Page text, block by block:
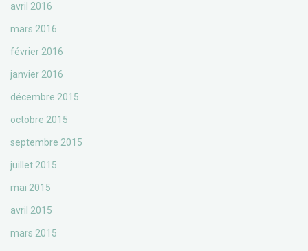
avril 2016
mars 2016
février 2016
janvier 2016
décembre 2015
octobre 2015
septembre 2015
juillet 2015
mai 2015
avril 2015
mars 2015